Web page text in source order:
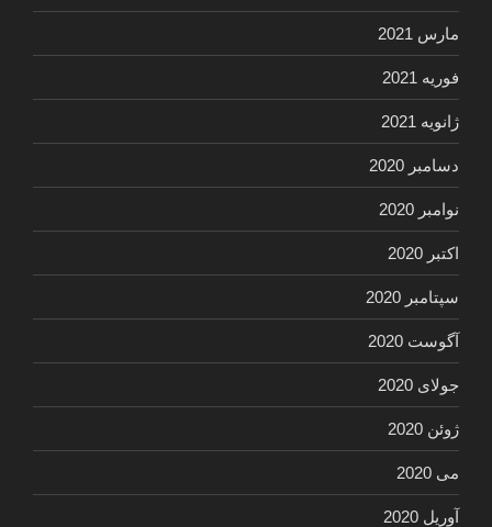
مارس 2021
فوریه 2021
ژانویه 2021
دسامبر 2020
نوامبر 2020
اکتبر 2020
سپتامبر 2020
آگوست 2020
جولای 2020
ژوئن 2020
می 2020
آوریل 2020